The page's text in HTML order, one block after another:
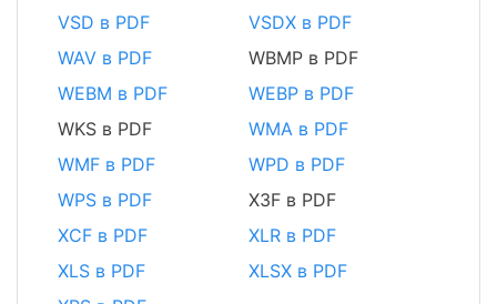
VSD в PDF
VSDX в PDF
WAV в PDF
WBMP в PDF
WEBM в PDF
WEBP в PDF
WKS в PDF
WMA в PDF
WMF в PDF
WPD в PDF
WPS в PDF
X3F в PDF
XCF в PDF
XLR в PDF
XLS в PDF
XLSX в PDF